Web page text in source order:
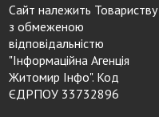
Сайт належить Товариству
з обмеженою
відповідальністю
"Інформаційна Агенція
Житомир Інфо". Код
ЄДРПОУ 33732896